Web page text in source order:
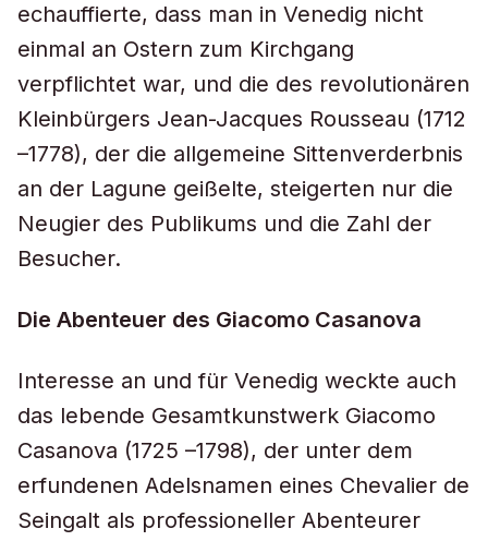
echauffierte, dass man in Venedig nicht
einmal an Ostern zum Kirchgang
verpflichtet war, und die des revolutionären
Kleinbürgers Jean-Jacques Rousseau (1712
–1778), der die allgemeine Sittenverderbnis
an der Lagune geißelte, steigerten nur die
Neugier des Publikums und die Zahl der
Besucher.
Die Abenteuer des Giacomo Casanova
Interesse an und für Venedig weckte auch
das lebende Gesamtkunstwerk Giacomo
Casanova (1725 –1798), der unter dem
erfundenen Adelsnamen eines Chevalier de
Seingalt als professioneller Abenteurer